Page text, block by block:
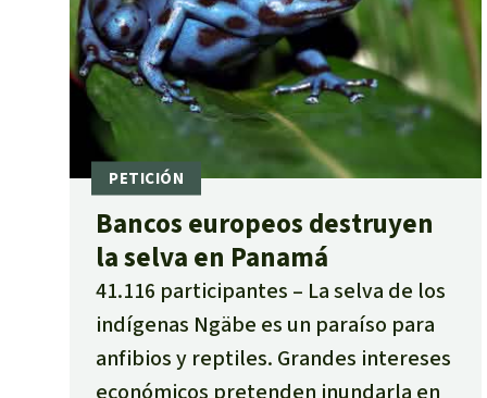
Bancos europeos destruyen
la selva en Panamá
41.116 participantes
La selva de los
indígenas Ngäbe es un paraíso para
anfibios y reptiles. Grandes intereses